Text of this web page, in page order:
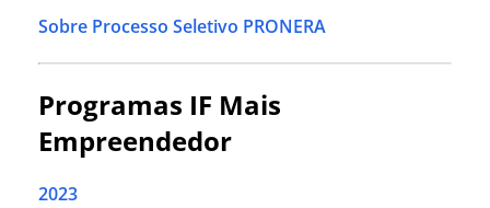
Sobre Processo Seletivo PRONERA
Programas IF Mais
Empreendedor
2023